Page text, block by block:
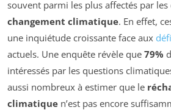
souvent parmi les plus affectés par les
changement climatique. En effet,
une inquiétude croissante face aux
actuels. Une enquête révèle que 79%
intéressés par les questions
aussi nombreux à estimer que le
climatique n’est pas encore